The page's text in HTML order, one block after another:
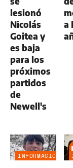
lesionó
Nicolás
Goitea y
es baja
para los
próximos
partidos
de
Newell's
a
INFORMACIÓN